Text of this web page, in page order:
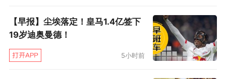
上海海港出场阵容：1-颜骏凌、13-魏震、19-王
振澳（65’22-杨希）、32-李帅、6-张源、8-让·
克劳德（89’14-安永佳）、10-维塔尔、21-梅伦
【早报】尘埃落定！皇马1.4亿签下
19岁迪奥曼德！
5小时前